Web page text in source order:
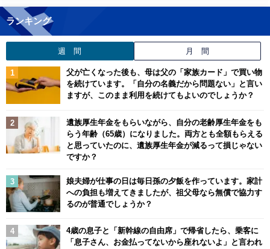
ランキング
週 間 月 間
父が亡くなった後も、母は父の「家族カード」で買い物
を続けています。「自分の名義だから問題ない」と言い
ますが、このまま利用を続けてもよいのでしょうか？
遺族厚生年金をもらいながら、自分の老齢厚生年金をも
らう年齢（65歳）になりました。両方とも全額もらえる
と思っていたのに、遺族厚生年金が減るって損じゃない
ですか？
娘夫婦が仕事の日は毎日孫の夕飯を作っています。家計
への負担も増えてきましたが、祖父母なら無償で協力す
るのが普通でしょうか？
4歳の息子と「新幹線の自由席」で帰省したら、乗客に
「息子さん、お金払ってないから座れないよ」と言われ